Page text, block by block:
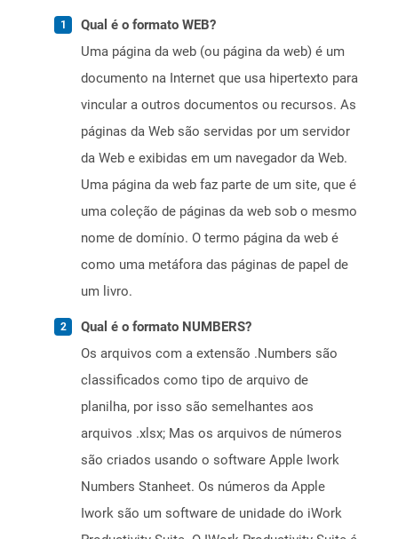
Qual é o formato WEB?
Uma página da web (ou página da web) é um
documento na Internet que usa hipertexto para
vincular a outros documentos ou recursos. As
páginas da Web são servidas por um servidor
da Web e exibidas em um navegador da Web.
Uma página da web faz parte de um site, que é
uma coleção de páginas da web sob o mesmo
nome de domínio. O termo página da web é
como uma metáfora das páginas de papel de
um livro.
Qual é o formato NUMBERS?
Os arquivos com a extensão .Numbers são
classificados como tipo de arquivo de
planilha, por isso são semelhantes aos
arquivos .xlsx; Mas os arquivos de números
são criados usando o software Apple Iwork
Numbers Stanheet. Os números da Apple
Iwork são um software de unidade do iWork